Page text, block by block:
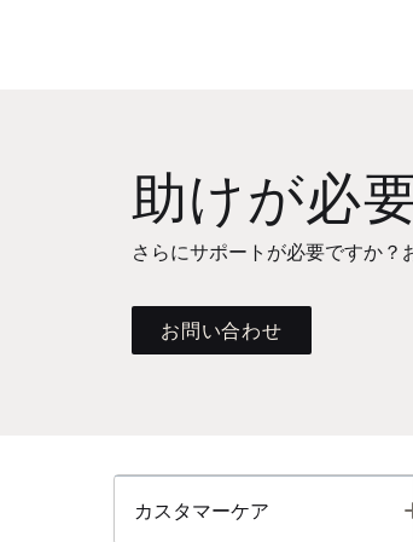
助けが必
さらにサポートが必要ですか？
お問い合わせ
カスタマーケア